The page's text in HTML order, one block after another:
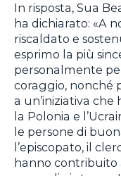
In risposta, Sua
ha dichiarato: «A
riscaldato e
esprimo la più
personalmente
coraggio, nonché
a un’iniziativa
la Polonia e
le persone di
l’episcopato, il
hanno contribuito